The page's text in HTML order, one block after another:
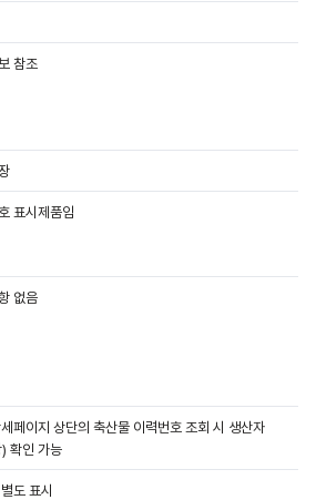
참조
표시제품임
없음
페이지 상단의 축산물 이력번호 조회 시 생산자
확인 가능
도 표시